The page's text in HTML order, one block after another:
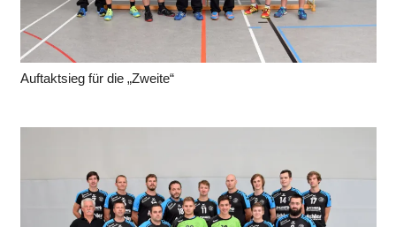
Auftaktsieg für die „Zweite“